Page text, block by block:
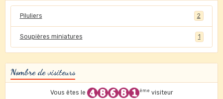
Piluliers 2
Soupières miniatures 1
Nombre de visiteurs
Vous êtes le ème visiteur